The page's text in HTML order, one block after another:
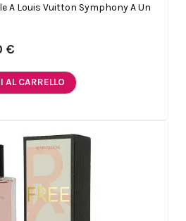
A Louis Vuitton Symphony A Un
€
AL CARRELLO